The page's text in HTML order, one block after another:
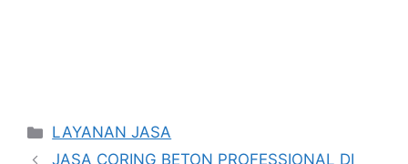
Categories
LAYANAN JASA
JASA CORING BETON PROFESSIONAL DI